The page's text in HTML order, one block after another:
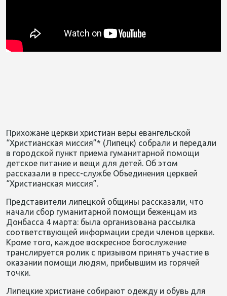
Прихожане церкви христиан веры евангельской
“Христианская миссия”* (Липецк) собрали и передали
в городской пункт приема гуманитарной помощи
детское питание и вещи для детей. Об этом
рассказали в пресс-службе Объединения церквей
“Христианская миссия”.
Представители липецкой общины рассказали, что
начали сбор гуманитарной помощи беженцам из
Донбасса 4 марта: была организована рассылка
соответствующей информации среди членов церкви.
Кроме того, каждое воскресное богослужение
транслируется ролик с призывом принять участие в
оказании помощи людям, прибывшим из горячей
точки.
Липецкие христиане собирают одежду и обувь для